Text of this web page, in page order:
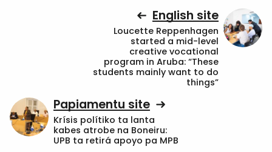
English site
Loucette Reppenhagen
started a mid-level
creative vocational
program in Aruba: “These
students mainly want to do
things”
Papiamentu site
Krísis polítiko ta lanta
kabes atrobe na Boneiru:
UPB ta retirá apoyo pa MPB